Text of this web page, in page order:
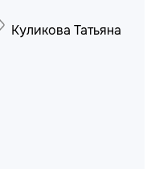
Куликова Татьяна